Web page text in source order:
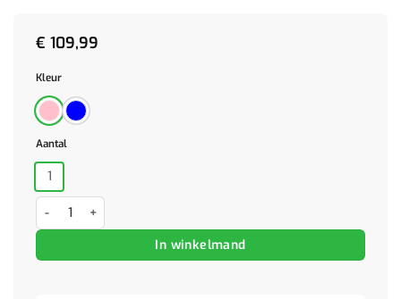
€ 109,99
Kleur
Aantal
1
Nachtkastje handgeschilderd massief mangohout roze aantal
In winkelmand